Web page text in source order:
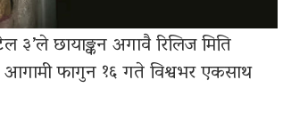
३’ले छायाङ्कन अगावै रिलिज मिति
आगामी फागुन १६ गते विश्वभर एकसाथ